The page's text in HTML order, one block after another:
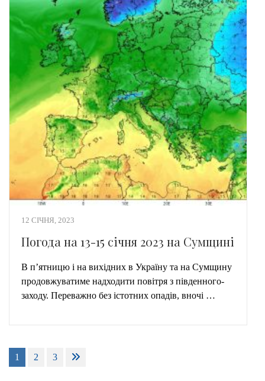
12 СІЧНЯ, 2023
Погода на 13-15 січня 2023 на Сумщині
В п’ятницю і на вихідних в Україну та на Сумщину
продовжуватиме надходити повітря з південного-
заходу. Переважно без істотних опадів, вночі …
Пагінація
записів
1 2 3